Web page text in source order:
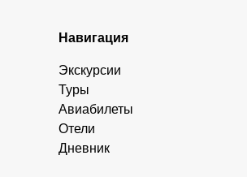
Навигация
Экскурсии
Туры
Авиабилеты
Отели
Дневник